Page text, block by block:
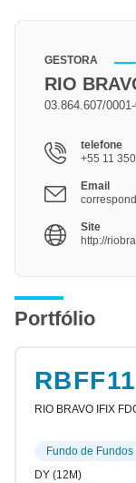
GESTORA
RIO
03.864.607/
telefone
+55 11
Email
Site
http://
Portfólio
RBFF11
RIO BRAVO IFIX
Fundo de Fundos